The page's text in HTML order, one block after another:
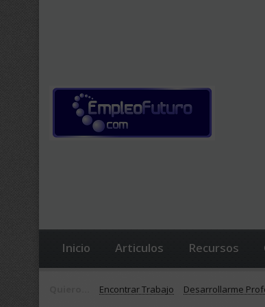
Inicio Articulos Recursos
Encontrar Trabajo Desarrollarme